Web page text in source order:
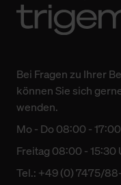
Bei Fragen zu Ihrer
können Sie sich
wenden.
Mo - Do 08:00 -
Freitag 08:00 - 15:30
Tel.: +49 (0) 7475/